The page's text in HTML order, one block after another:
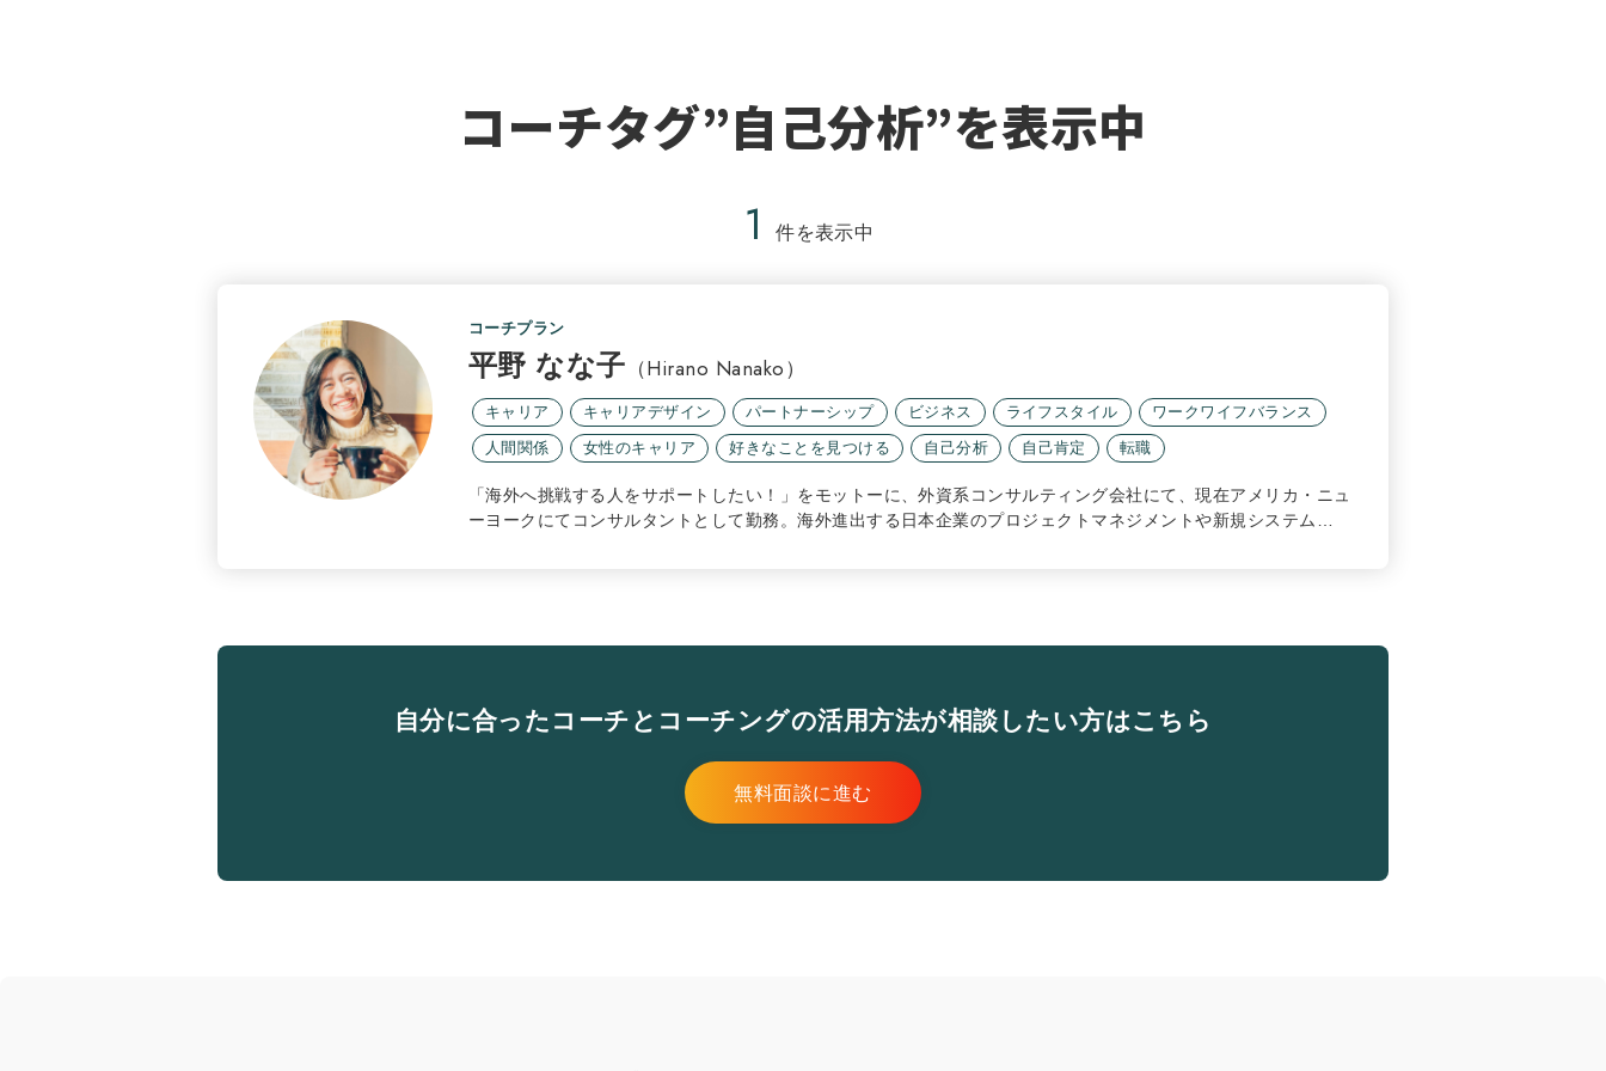
コーチタグ”自己分析”を表示中
1 件を表示中
コーチプラン
平野 なな子 （Hirano Nanako）
キャリア キャリアデザイン パートナーシップ ビジネス ライフスタイル
ワークワイフバランス
人間関係
女性のキャリア 好きなことを見つける 自己分析 自己肯定 転職
「海外へ挑戦する人をサポートしたい！」をモットーに、外資系コンサルティング会社にて、現在アメリカ・ニュ
ーヨークにてコンサルタントとして勤務。海外進出する日本企業のプロジェクトマネジメントや新規システム…
自分に合ったコーチとコーチングの活用方法が相談したい方はこちら
無料面談に進む